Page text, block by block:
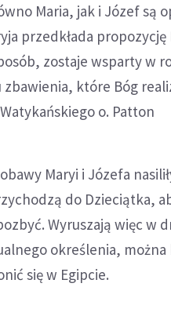
Maria, jak i Józef są
przedkłada
zostaje wsparty w
które Bóg
o. Patton
Maryi i Józefa
do Dzieciątka,
Wyruszają więc w
określenia,
się w Egipcie.